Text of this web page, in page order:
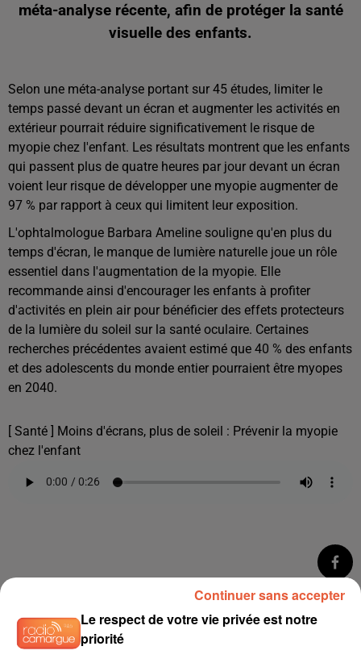
méta-analyse récente, afin de protéger la santé
visuelle des enfants.
Selon une méta-analyse portant sur 45 études, limiter le
temps passé devant un écran et augmenter les activités en
extérieur pourrait réduire significativement le risque de
myopie chez l'enfant. Les résultats montrent que les enfants
qui passent plus de quatre heures par jour devant un écran
voient leur risque de développer une myopie augmenter de
97 % par rapport à ceux qui limitent leur exposition.
L'ophtalmologue Barbara Ameline souligne qu'en plus du
temps d'écran, le manque de lumière naturelle joue un rôle
essentiel dans l'augmentation de la myopie. Elle
recommande ainsi d'encourager les enfants à profiter
d'activités en plein air pour bénéficier des effets protecteurs
de la lumière du soleil sur la santé oculaire. Certaines
recherches précédentes avaient estimé que 40 % des enfants
et des adolescents du monde entier pourraient être myopes
en 2040.
[ Santé ] Moins d'écrans, plus de soleil : Prévenir la myopie
chez l'enfant
Le respect de votre vie privée est notre
priorité
Continuer sans accepter